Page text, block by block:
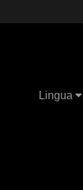
Lingua